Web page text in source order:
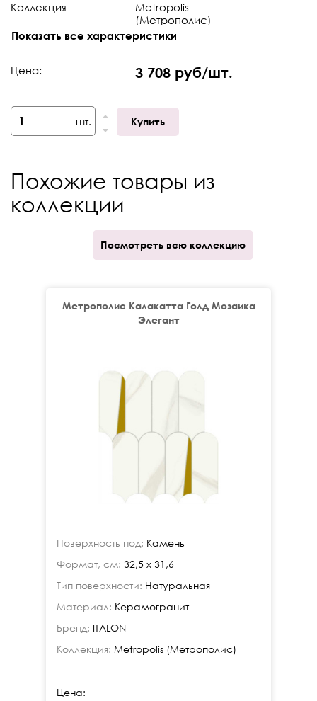
Коллекция
Metropolis
(Метрополис)
Штук в коробке 12
Тип поверхности Натуральная
Кратность отпуска шт.
Показать все характеристики
Цена: 3 708 руб/шт.
шт. Купить
Похожие товары из
коллекции
Посмотреть всю коллекцию
Метрополис Калакатта Голд Мозаика
Элегант
Поверхность под: Камень
Формат, см: 32,5 х 31,6
Тип поверхности: Натуральная
Материал: Керамогранит
Бренд: ITALON
Коллекция: Metropolis (Метрополис)
Цена: